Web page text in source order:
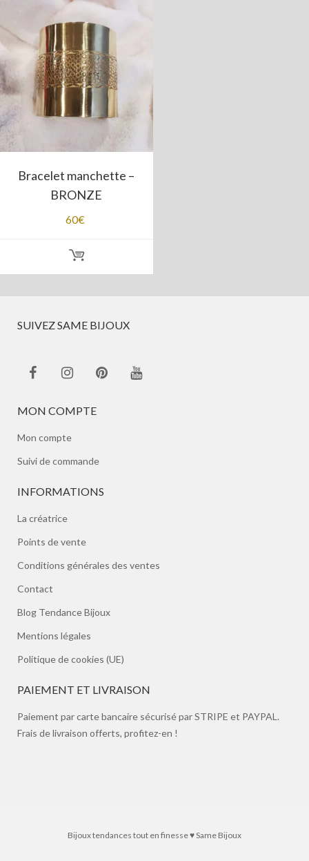
Bracelet manchette –
BRONZE
60€
SUIVEZ SAME BIJOUX
MON COMPTE
Mon compte
Suivi de commande
INFORMATIONS
La créatrice
Points de vente
Conditions générales des ventes
Contact
Blog Tendance Bijoux
Mentions légales
Politique de cookies (UE)
PAIEMENT ET LIVRAISON
Paiement par carte bancaire sécurisé par STRIPE et PAYPAL.
Frais de livraison offerts, profitez-en !
Bijoux tendances tout en finesse ♥ Same Bijoux